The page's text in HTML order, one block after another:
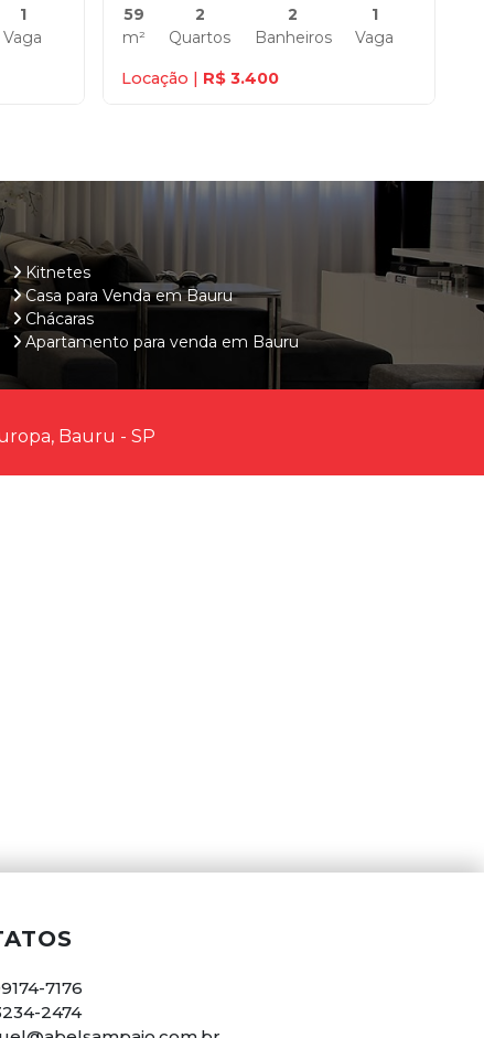
1
Vaga
59
m²
2
Quartos
2
Banheiros
1
Vaga
Locação | R$ 3.400
Kitnetes
Casa para Venda em Bauru
Chácaras
Apartamento para venda em Bauru
Bauru - SP
7176
2474